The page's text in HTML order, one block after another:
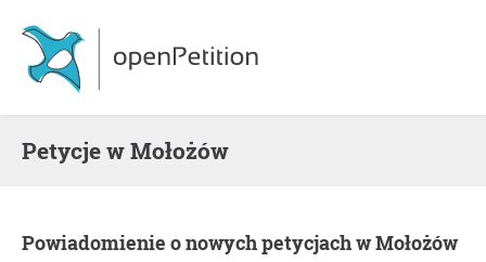
Petycje w Mołożów
Powiadomienie o nowych petycjach w Mołożów